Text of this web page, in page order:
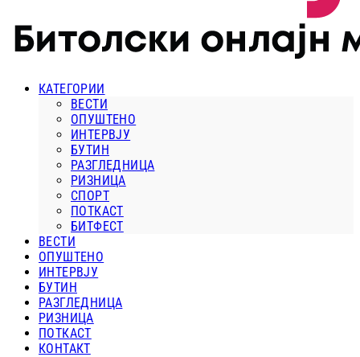
КАТЕГОРИИ
ВЕСТИ
ОПУШТЕНО
ИНТЕРВЈУ
БУТИН
РАЗГЛЕДНИЦА
РИЗНИЦА
СПОРТ
ПОТКАСТ
БИТФЕСТ
ВЕСТИ
ОПУШТЕНО
ИНТЕРВЈУ
БУТИН
РАЗГЛЕДНИЦА
РИЗНИЦА
ПОТКАСТ
КОНТАКТ